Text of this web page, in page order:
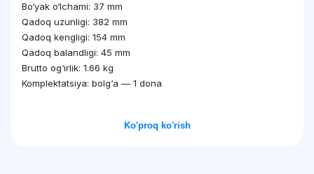
Bo‘yak o‘lchami: 37 mm
Qadoq uzunligi: 382 mm
Qadoq kengligi: 154 mm
Qadoq balandligi: 45 mm
Brutto og‘irlik: 1.66 kg
Komplektatsiya: bolg‘a — 1 dona
Ko'proq ko'rish